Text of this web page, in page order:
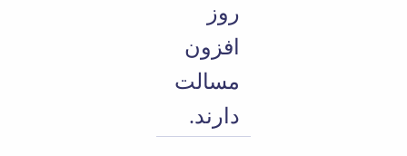
روز
افزون
مسالت
دارند.